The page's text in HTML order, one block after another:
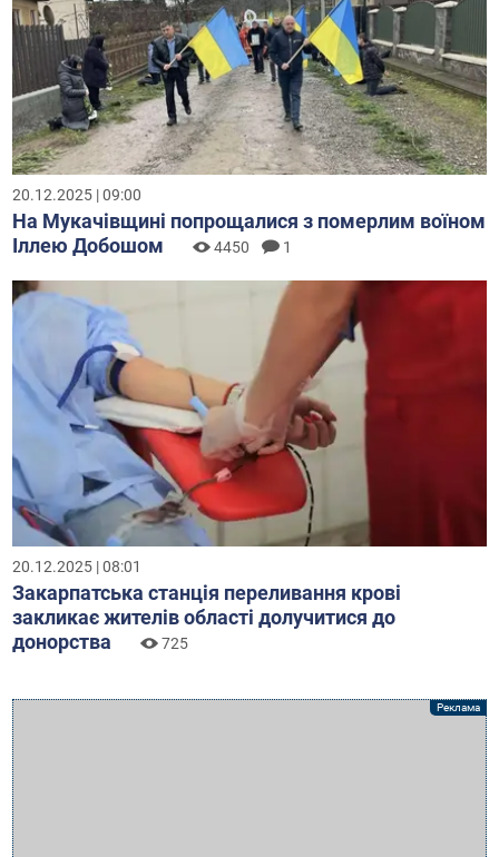
20.12.2025 | 09:00
На Мукачівщині попрощалися з померлим воїном
Іллею Добошом
4450 1
20.12.2025 | 08:01
Закарпатська станція переливання крові
закликає жителів області долучитися до
донорства
725